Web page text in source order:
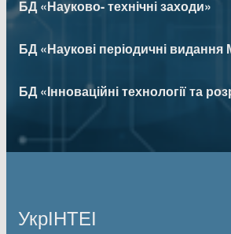
БД «Науково- технічні заходи»
БД «Наукові періодичні видання
БД «Інноваційні технології та
УкрІНТЕІ